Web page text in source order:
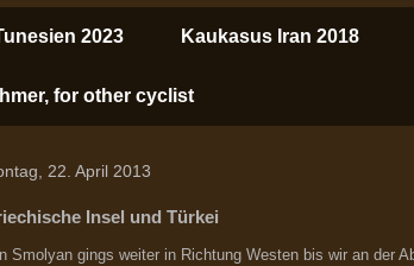
2023 Kaukasus Iran 2018
for other cyclist
22. April 2013
Insel und Türkei
Smolyan gings weiter in Richtung Westen bis wir an der